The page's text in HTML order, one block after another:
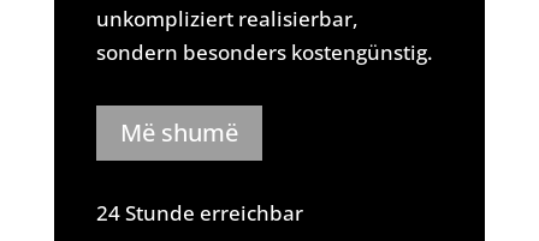
unkompliziert realisierbar,
sondern besonders kostengünstig.
Më shumë
24 Stunde erreichbar